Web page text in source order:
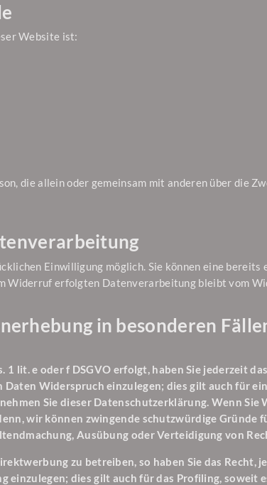
Website ist:
die allein oder gemeinsam mit anderen über die
Einwilligung möglich. Sie können eine
Widerruf erfolgten Datenverarbeitung bleibt vom
in besonderen
lit. e oder f DSGVO erfolgt, haben Sie jederzeit
Widerspruch einzulegen; dies gilt auch für
Sie dieser Datenschutzerklärung. Wenn
wir können zwingende schutzwürdige Gründe
Ausübung oder Verteidigung von
zu betreiben, so haben Sie das
einzulegen; dies gilt auch für das Profiling,